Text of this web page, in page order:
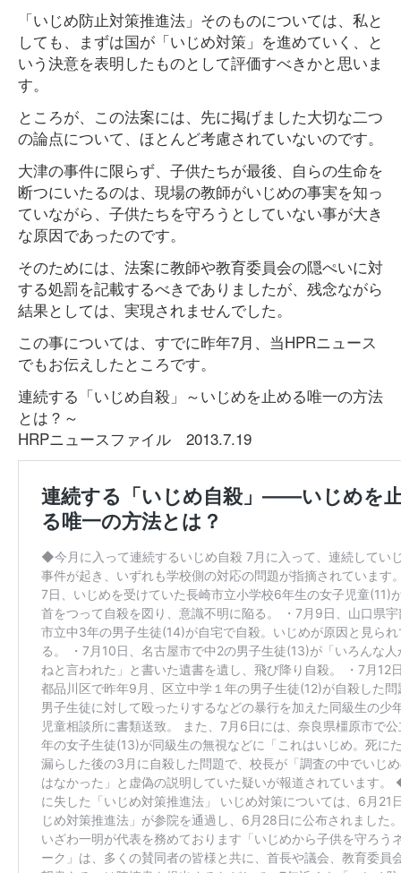
「いじめ防止対策推進法」そのものについては、私と
しても、まずは国が「いじめ対策」を進めていく、と
いう決意を表明したものとして評価すべきかと思いま
す。
ところが、この法案には、先に掲げました大切な二つ
の論点について、ほとんど考慮されていないのです。
大津の事件に限らず、子供たちが最後、自らの生命を
断つにいたるのは、現場の教師がいじめの事実を知っ
ていながら、子供たちを守ろうとしていない事が大き
な原因であったのです。
そのためには、法案に教師や教育委員会の隠ぺいに対
する処罰を記載するべきでありましたが、残念ながら
結果としては、実現されませんでした。
この事については、すでに昨年7月、当HPRニュース
でもお伝えしたところです。
連続する「いじめ自殺」～いじめを止める唯一の方法
とは？～
HRPニュースファイル 2013.7.19